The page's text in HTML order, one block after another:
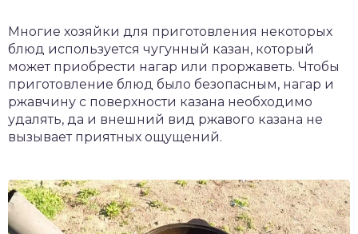
Многие хозяйки для приготовления некоторых
блюд используется чугунный казан, который
может приобрести нагар или проржаветь. Чтобы
приготовление блюд было безопасным, нагар и
ржавчину с поверхности казана необходимо
удалять, да и внешний вид ржавого казана не
вызывает приятных ощущений.